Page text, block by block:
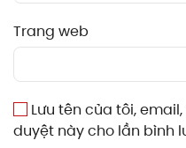
Trang web
Lưu tên của tôi,
duyệt này cho lần bình